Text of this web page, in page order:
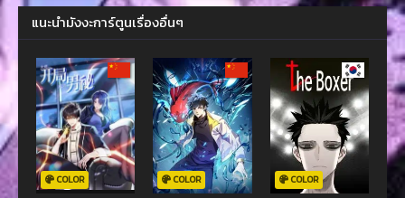
แนะนำมังงะการ์ตูนเรื่องอื่นๆ
COLOR COLOR COLOR